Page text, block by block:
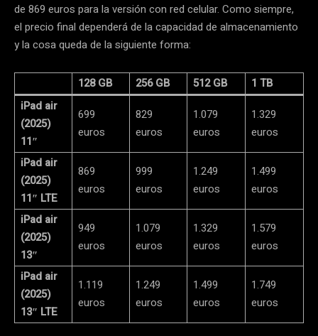
de 869 euros para la versión con red celular. Como siempre,
el precio final dependerá de la capacidad de almacenamiento
y la cosa queda de la siguiente forma:
128 GB 256 GB 512 GB
1 TB
iPad air
(2025)
11″
699
euros
829
euros
1.079
euros
1.329
euros
iPad air
(2025)
11″ LTE
869
euros
999
euros
1.249
euros
1.499
euros
iPad air
(2025)
13″
949
euros
1.079
euros
1.329
euros
1.579
euros
iPad air
(2025)
13″ LTE
1.119
euros
1.249
euros
1.499
euros
1.749
euros